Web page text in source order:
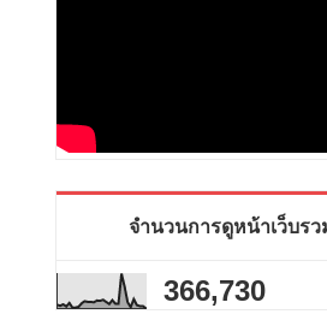
จำนวนการดูหน้าเว็บรว
366,730